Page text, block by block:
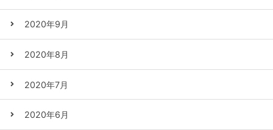
2020年9月
2020年8月
2020年7月
2020年6月